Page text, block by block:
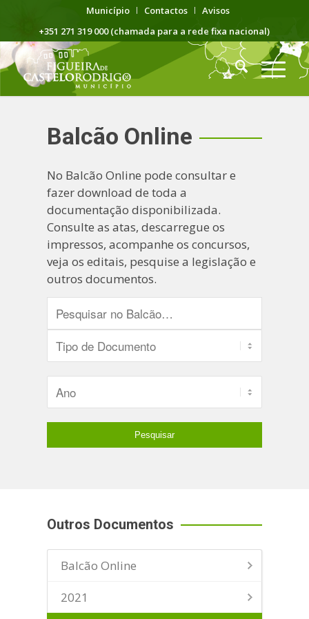
Município Contactos
Avisos
+351 271 319 000 (chamada para a rede fixa nacional)
Balcão Online
No Balcão Online pode consultar e
fazer download de toda a
documentação disponibilizada.
Consulte as atas, descarregue os
impressos, acompanhe os concursos,
veja os editais, pesquise a legislação e
outros documentos.
Outros Documentos
Balcão Online
2021